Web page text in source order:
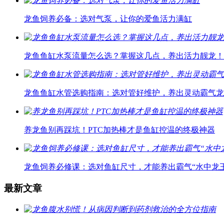
龙鱼饲养必备：选对气泵，让你的爱鱼活力满缸
龙鱼鱼缸水泵流量怎么选？掌握这几点，养出活力靓龙！
龙鱼鱼缸水管选购指南：选对管好维护，养出灵动霸气
养龙鱼别再踩坑！PTC加热棒才是鱼缸控温的终极神器
龙鱼饲养必修课：选对鱼缸尺寸，才能养出霸气“水中龙
最新文章